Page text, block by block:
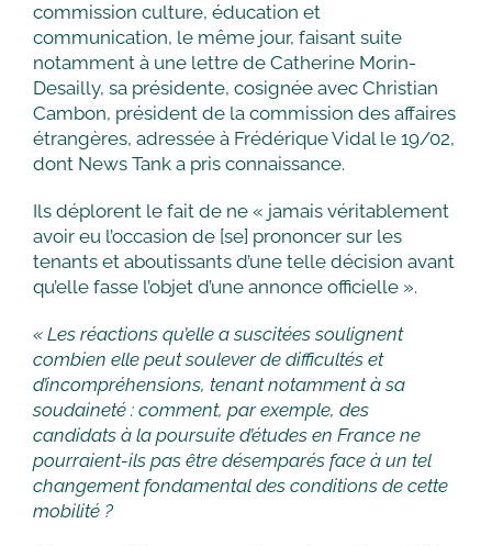
commission culture, éducation et
communication, le même jour, faisant suite
notamment à une lettre de Catherine Morin-
Desailly, sa présidente, cosignée avec Christian
Cambon, président de la commission des affaires
étrangères, adressée à Frédérique Vidal le 19/02,
dont News Tank a pris connaissance.
Ils déplorent le fait de ne « jamais véritablement
avoir eu l’occasion de [se] prononcer sur les
tenants et aboutissants d’une telle décision avant
qu’elle fasse l’objet d’une annonce officielle ».
« Les réactions qu’elle a suscitées soulignent
combien elle peut soulever de difficultés et
d’incompréhensions, tenant notamment à sa
soudaineté : comment, par exemple, des
candidats à la poursuite d’études en France ne
pourraient-ils pas être désemparés face à un tel
changement fondamental des conditions de cette
mobilité ?